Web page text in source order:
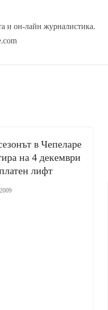
и он-лайн журналистика.
в Чепеларе
на 4 декември
лифт